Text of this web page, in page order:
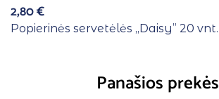
2,80€
Popierinės servetėlės ,,Daisy” 20 vnt.
Panašios prekės